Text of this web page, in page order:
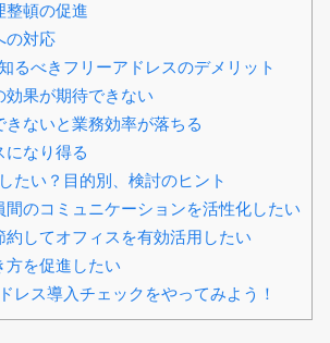
整頓の促進
の対応
るべきフリーアドレスのデメリット
効果が期待できない
きないと業務効率が落ちる
になり得る
たい？目的別、検討のヒント
のコミュニケーションを活性化したい
してオフィスを有効活用したい
を促進したい
レス導入チェックをやってみよう！